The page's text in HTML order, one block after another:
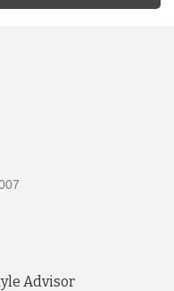
Advisor